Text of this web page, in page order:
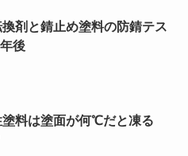
剤と錆止め塗料の防錆テス
年後
塗料は塗面が何℃だと凍る